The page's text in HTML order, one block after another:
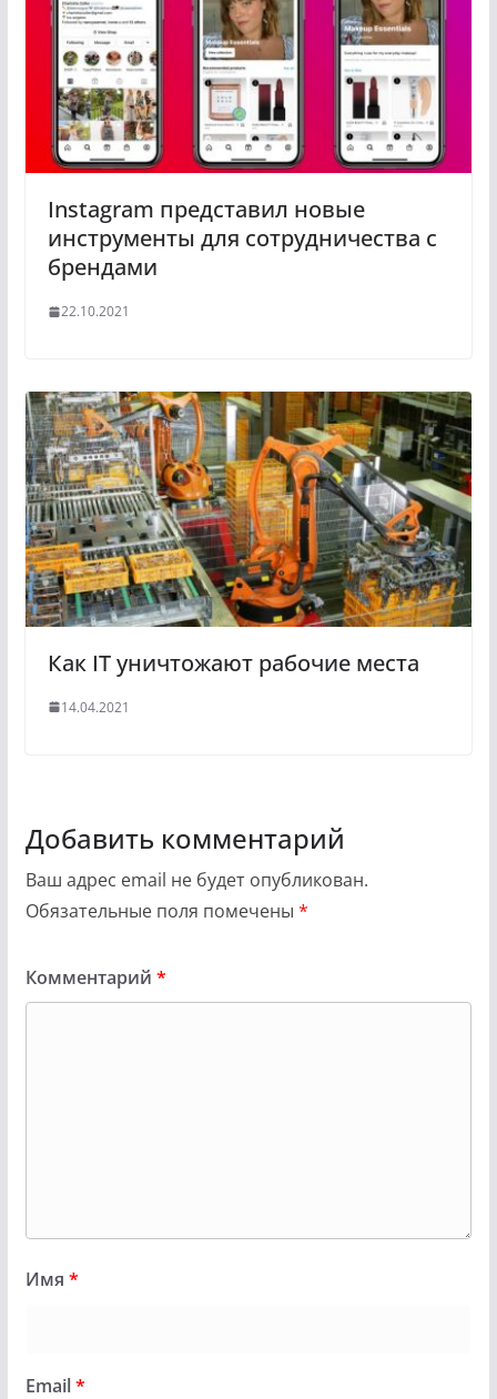
Instagram представил новые
инструменты для сотрудничества с
брендами
22.10.2021
Как IT уничтожают рабочие места
14.04.2021
Добавить комментарий
Ваш адрес email не будет опубликован.
Обязательные поля помечены *
Комментарий *
Имя *
Email*